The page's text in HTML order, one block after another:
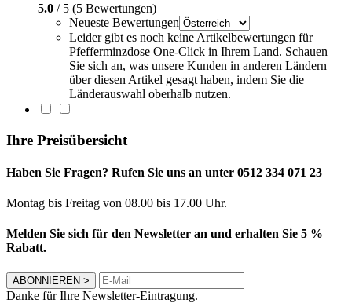
5.0 / 5 (5 Bewertungen)
Neueste Bewertungen
Leider gibt es noch keine Artikelbewertungen für
Pfefferminzdose One-Click in Ihrem Land. Schauen
Sie sich an, was unsere Kunden in anderen Ländern
über diesen Artikel gesagt haben, indem Sie die
Länderauswahl oberhalb nutzen.
Ihre Preisübersicht
Haben Sie Fragen? Rufen Sie uns an unter 0512 334 071 23
Montag bis Freitag von 08.00 bis 17.00 Uhr.
Melden Sie sich für den Newsletter an und erhalten Sie 5 %
Rabatt.
ABONNIEREN >
Danke für Ihre Newsletter-Eintragung.